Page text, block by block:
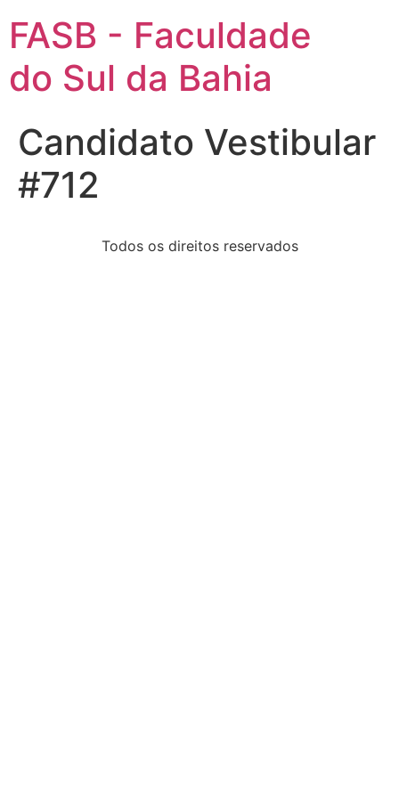
FASB - Faculdade
do Sul da Bahia
Candidato Vestibular
#712
Todos os direitos reservados